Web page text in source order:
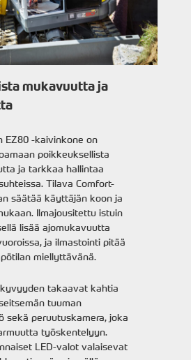
mukavuutta ja
EZ80 -kaivinkone on
poikkeuksellista
ja tarkkaa hallintaa
Tilava Comfort-
säätää käyttäjän koon ja
Ilmajousitettu istuin
lisää ajomukavuutta
ja ilmastointi pitää
miellyttävänä.
takaavat kahtia
tuuman
sekä peruutuskamera, joka
työskentelyyn.
LED-valot valaisevat